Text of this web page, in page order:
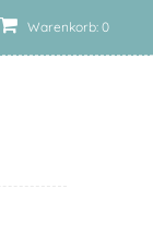
Warenkorb: 0